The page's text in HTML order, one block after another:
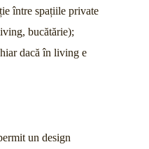
între spațiile private
bucătărie);
dacă în living e
un design